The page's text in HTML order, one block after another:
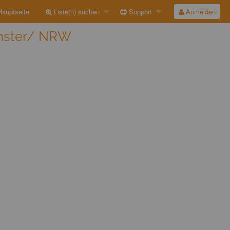
Liste(n) suchen Support Anmelden
NRW